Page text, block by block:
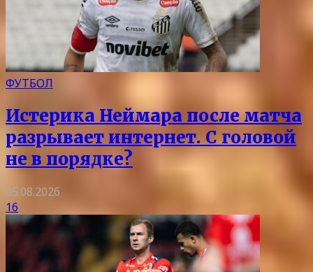
ФУТБОЛ
Истерика Неймара после матча
разрывает интернет. С головой
не в порядке?
05.08.2026
16